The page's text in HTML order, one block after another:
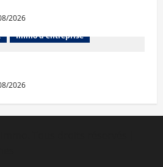
2026
Immo d'entreprise
2026